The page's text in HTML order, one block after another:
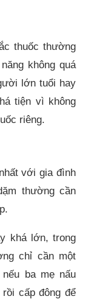
thuốc thường
không quá
lớn tuổi hay
tiện vì không
riêng.
với gia đình
thường cần
khá lớn, trong
chỉ cần một
ba mẹ nấu
cấp đông để